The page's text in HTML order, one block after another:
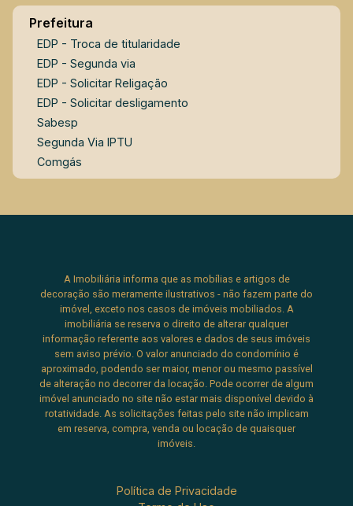
Prefeitura
EDP - Troca de titularidade
EDP - Segunda via
EDP - Solicitar Religação
EDP - Solicitar desligamento
Sabesp
Segunda Via IPTU
Comgás
A Imobiliária informa que as mobílias e artigos de
decoração são meramente ilustrativos - não fazem parte do
imóvel, exceto nos casos de imóveis mobiliados. A
imobiliária se reserva o direito de alterar qualquer
informação referente aos valores e dados de seus imóveis
sem aviso prévio. O valor anunciado do condomínio é
aproximado, podendo ser maior, menor ou mesmo passível
de alteração no decorrer da locação. Pode ocorrer de algum
imóvel anunciado no site não estar mais disponível devido à
rotatividade. As solicitações feitas pelo site não implicam
em reserva, compra, venda ou locação de quaisquer
imóveis.
Política de Privacidade